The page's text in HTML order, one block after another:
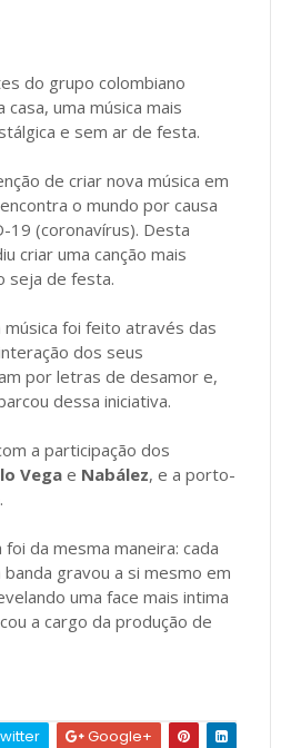
do grupo colombiano
casa, uma música mais
e sem ar de festa.
de criar nova música em
o mundo por causa
19 (coronavírus). Desta
criar uma canção mais
seja de festa.
foi feito através das
dos seus
por letras de desamor e,
dessa iniciativa.
a participação dos
Vegae Nabález, e a porto-
.
da mesma maneira: cada
gravou a si mesmo em
uma face mais intima
a cargo da produção de
Google+